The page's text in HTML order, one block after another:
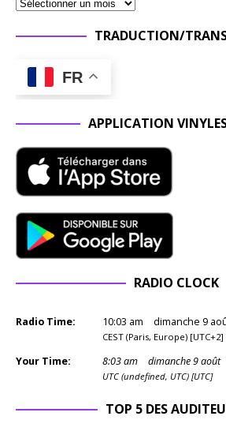
TRADUCTION/
FR
APPLICATION
RADIO CLOCK
Radio Time: 10:03 am dimanche 9
CEST (Paris, Europe) [UTC+2]
Your Time: 8:03am dimanche 9 août
UTC (undefined, UTC) [UTC]
TOP 5 DES